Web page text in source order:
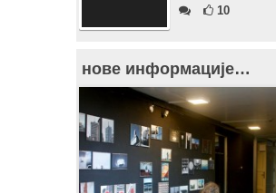
10
нове информације…